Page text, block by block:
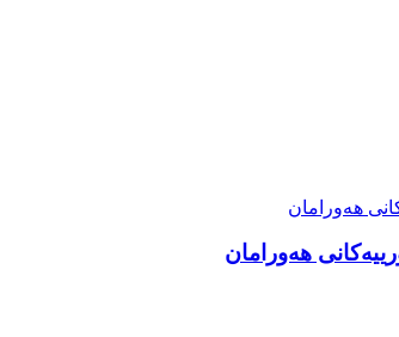
هەورامان